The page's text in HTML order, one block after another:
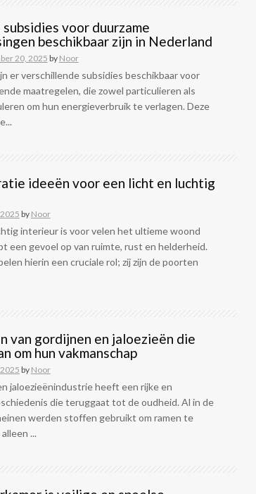
voor duurzame
beschikbaar zijn in Nederland
20, 2025by Noor
er verschillende subsidies beschikbaar voor
maatregelen, die zowel particulieren als
om hun energieverbruik te verlagen. Deze
ideeën voor een licht en luchtig
by Noor
interieur is voor velen het ultieme woond
een gevoel op van ruimte, rust en helderheid.
hierin een cruciale rol; zij zijn de poorten
van gordijnen en jaloezieën die
om hun vakmanschap
by Noor
jaloezieënindustrie heeft een rijke en
die teruggaat tot de oudheid. Al in de
werden stoffen gebruikt om ramen te
...